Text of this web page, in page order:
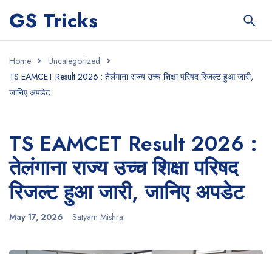
GS Tricks
Home
Uncategorized
TS EAMCET Result 2026 : तेलंगाना राज्य उच्च शिक्षा परिषद रिजल्ट हुआ जारी,
जानिए अपडेट
TS EAMCET Result 2026 :
तेलंगाना राज्य उच्च शिक्षा परिषद
रिजल्ट हुआ जारी, जानिए अपडेट
May 17, 2026 Satyam Mishra